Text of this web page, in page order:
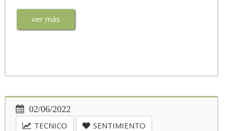
ver más
02/06/2022
TECNICO
SENTIMIENTO